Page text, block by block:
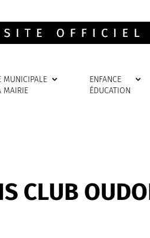
MUNICIPALE
MAIRIE
ENFANCE
ÉDUCATION
CLUB